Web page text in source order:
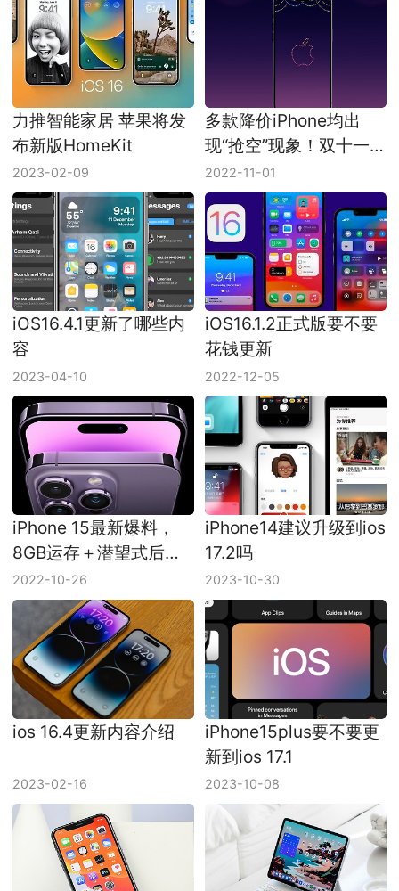
力推智能家居 苹果将发
布新版HomeKit
2023-02-09
多款降价iPhone均出
现“抢空”现象！双十一
太给力了
2022-11-01
iOS16.4.1更新了哪些内
容
2023-04-10
iOS16.1.2正式版要不要
花钱更新
2022-12-05
iPhone 15最新爆料，
8GB运存＋潜望式后置
镜头！
2022-10-26
iPhone14建议升级到ios
17.2吗
2023-10-30
ios 16.4更新内容介绍
2023-02-16
iPhone15plus要不要更
新到ios 17.1
2023-10-08